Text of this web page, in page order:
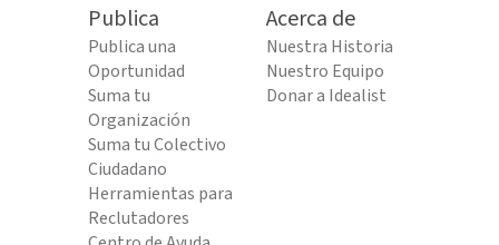
Publica
Publica una
Oportunidad
Suma tu
Organización
Suma tu Colectivo
Ciudadano
Herramientas para
Reclutadores
Acerca de
Nuestra Historia
Nuestro Equipo
Donar a Idealist